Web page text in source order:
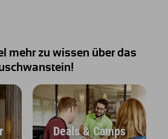
mehr zu wissen über das
Deals & Camps